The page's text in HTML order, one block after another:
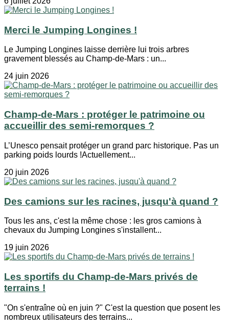
Merci le Jumping Longines !
Le Jumping Longines laisse derrière lui trois arbres
gravement blessés au Champ-de-Mars : un...
24 juin 2026
Champ-de-Mars : protéger le patrimoine ou
accueillir des semi-remorques ?
L’Unesco pensait protéger un grand parc historique. Pas un
parking poids lourds !Actuellement...
20 juin 2026
Des camions sur les racines, jusqu'à quand ?
Tous les ans, c'est la même chose : les gros camions à
chevaux du Jumping Longines s'installent...
19 juin 2026
Les sportifs du Champ-de-Mars privés de
terrains !
"On s'entraîne où en juin ?" C'est la question que posent les
nombreux utilisateurs des terrains...